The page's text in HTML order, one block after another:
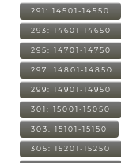
291: 14501-14550
293: 14601-14650
295: 14701-14750
297: 14801-14850
299: 14901-14950
301: 15001-15050
303: 15101-15150
305: 15201-15250